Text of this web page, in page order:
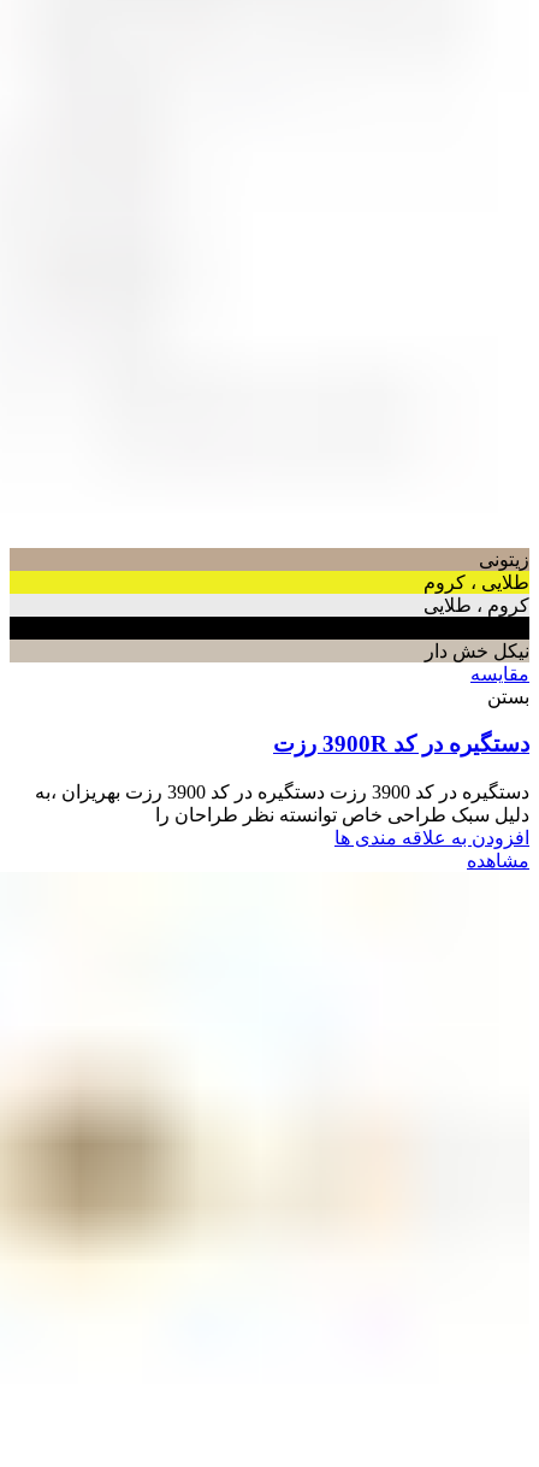
زیتونی
طلایی ، کروم
کروم ، طلایی
نیکل خش دار
مقایسه
بستن
دستگیره در کد 3900R رزت
دستگیره در کد 3900 رزت دستگیره در کد 3900 رزت بهریزان ،به
دلیل سبک طراحی خاص توانسته نظر طراحان را
افزودن به علاقه مندی ها
مشاهده